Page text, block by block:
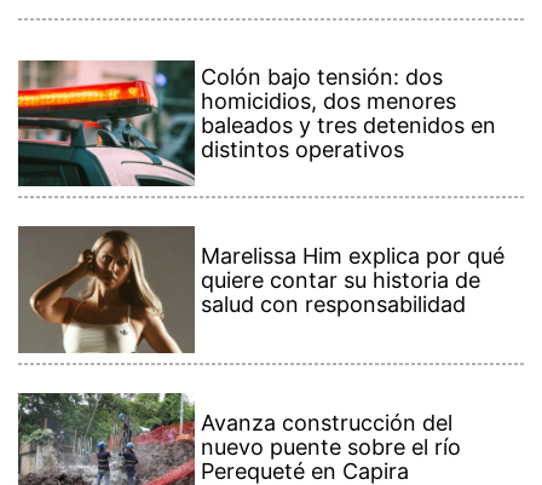
Colón bajo tensión: dos
homicidios, dos menores
baleados y tres detenidos en
distintos operativos
Marelissa Him explica por qué
quiere contar su historia de
salud con responsabilidad
Avanza construcción del
nuevo puente sobre el río
Perequeté en Capira